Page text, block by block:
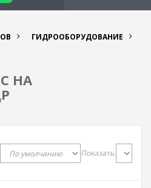
ГИДРООБОРУДОВАНИЕ
НА
Показать: